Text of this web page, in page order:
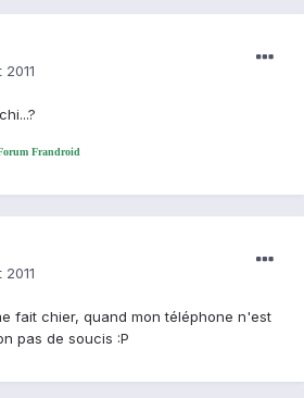
2011
Frandroid
2011
fait chier, quand mon téléphone n'est
pas de soucis :P